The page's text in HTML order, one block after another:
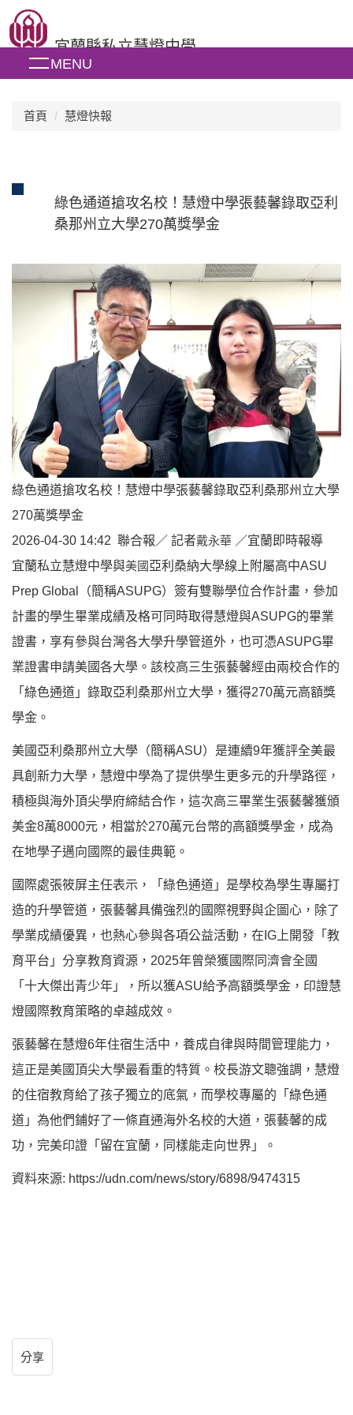
跳
到
主
內
宜蘭縣私立慧燈中學
MENU
首頁 慧燈快報
綠色通道搶攻名校！慧燈中學張藝馨錄取亞利
桑那州立大學270萬獎學金
綠色通道搶攻名校！慧燈中學張藝馨錄取亞利桑那州立大學
270萬獎學金
2026-04-30 14:42 聯合報／ 記者戴永華 ／宜蘭即時報導
宜蘭私立慧燈中學與美國 亞利桑納大學線上附屬高中ASU
Prep Global（簡稱ASUPG）簽有雙聯學位合作計畫，參加
計畫的學生畢業成績及格可同時取得慧燈與ASUPG的畢業
證書，享有參與台灣各大學升學管道外，也可憑ASUPG畢
業證書申請美國各大學。該校高三生張藝馨經由兩校合作的
「綠色通道」錄取亞利桑那州立大學，獲得270萬元高額獎
學金。
美國亞利桑那州立大學（簡稱ASU）是連續9年獲評全美最
具創新力大學，慧燈中學為了提供學生更多元的升學路徑，
積極與海外頂尖學府締結合作，這次高三畢業生張藝馨獲頒
美金8萬8000元，相當於270萬元台幣的高額獎學金，成為
在地學子邁向國際的最佳典範。
國際處張筱屏主任表示，「綠色通道」是學校為學生專屬打
造的升學管道，張藝馨具備強烈的國際視野與企圖心，除了
學業成績優異，也熱心參與各項公益活動，在IG上開發「教
育平台」分享教育資源，2025年曾榮獲國際同濟會全國
「十大傑出青少年」，所以獲ASU給予高額獎學金，印證慧
燈國際教育策略的卓越成效。
張藝馨在慧燈6年住宿生活中，養成自律與時間管理能力，
這正是美國頂尖大學最看重的特質。校長游文聰強調，慧燈
的住宿教育給了孩子獨立的底氣，而學校專屬的「綠色通
道」為他們鋪好了一條直通海外名校的大道，張藝馨的成
功，完美印證「留在宜蘭，同樣能走向世界」。
資料來源: https://udn.com/news/story/6898/9474315
分享